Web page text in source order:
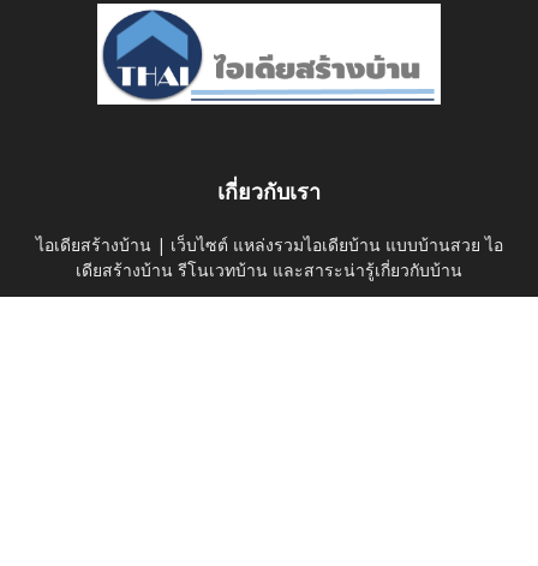
เกี่ยวกับเรา
ไอเดียสร้างบ้าน | เว็บไซต์ แหล่งรวมไอเดียบ้าน แบบบ้านสวย ไอ
เดียสร้างบ้าน รีโนเวทบ้าน และสาระน่ารู้เกี่ยวกับบ้าน